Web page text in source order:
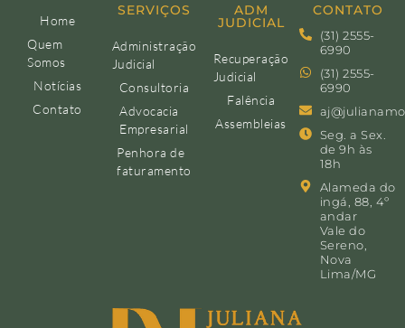
Home
Quem
Somos
Notícias
Contato
SERVIÇOS
Administração
Judicial
Consultoria
Advocacia
Empresarial
Penhora de
faturamento
ADM
JUDICIAL
Recuperação
Judicial
Falência
Assembleias
CONTATO
(31) 2555-
6990
(31) 2555-
6990
Seg. a Sex.
de 9h às
18h
Alameda do
ingá, 88, 4º
andar
Vale do
Sereno,
Nova
Lima/MG